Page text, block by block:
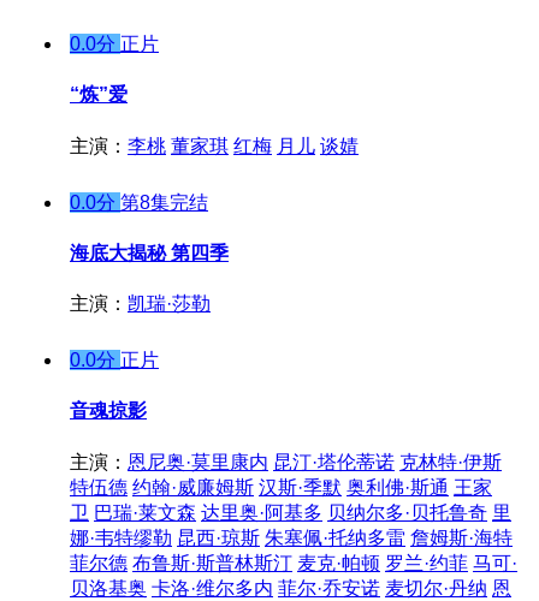
0.0分 正片
“炼”爱
主演： 李桃 董家琪 红梅 月儿 谈婧
0.0分 第8集完结
海底大揭秘 第四季
主演： 凯瑞·莎勒
0.0分 正片
音魂掠影
主演： 恩尼奥·莫里康内 昆汀·塔伦蒂诺 克林特·伊斯
特伍德 约翰·威廉姆斯 汉斯·季默 奥利佛·斯通 王家
卫 巴瑞·莱文森 达里奥·阿基多 贝纳尔多·贝托鲁奇 里
娜·韦特缪勒 昆西·琼斯 朱塞佩·托纳多雷 詹姆斯·海特
菲尔德 布鲁斯·斯普林斯汀 麦克·帕顿 罗兰·约菲 马可·
贝洛基奥 卡洛·维尔多内 菲尔·乔安诺 麦切尔·丹纳 恩